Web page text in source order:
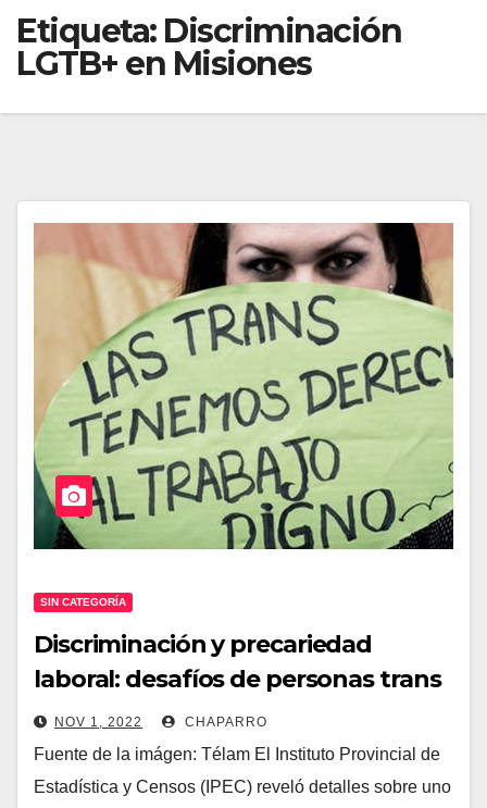
Etiqueta: Discriminación
LGTB+ en Misiones
SIN CATEGORÍA
Discriminación y precariedad
laboral: desafíos de personas trans
en Misiones
NOV 1, 2022 CHAPARRO
Fuente de la imágen: Télam El Instituto Provincial de
Estadística y Censos (IPEC) reveló detalles sobre uno